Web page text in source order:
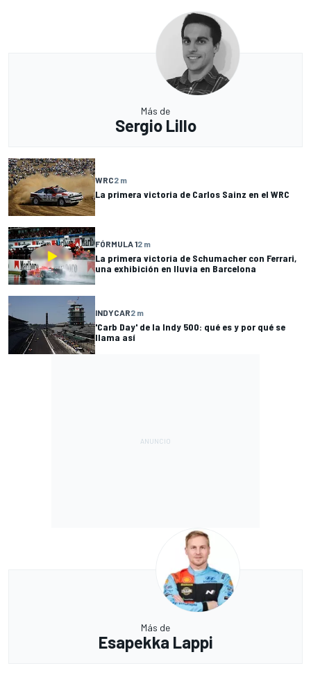
Más de
Sergio Lillo
WRC2 m
La primera victoria de Carlos Sainz en el WRC
FÓRMULA 12 m
La primera victoria de Schumacher con Ferrari,
una exhibición en lluvia en Barcelona
INDYCAR2 m
'Carb Day' de la Indy 500: qué es y por qué se
llama así
Más de
Esapekka Lappi